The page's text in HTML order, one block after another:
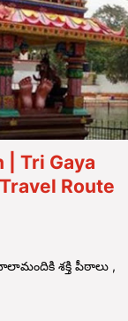
| Tri Gaya
Route
శక్తి పీఠాలు ,